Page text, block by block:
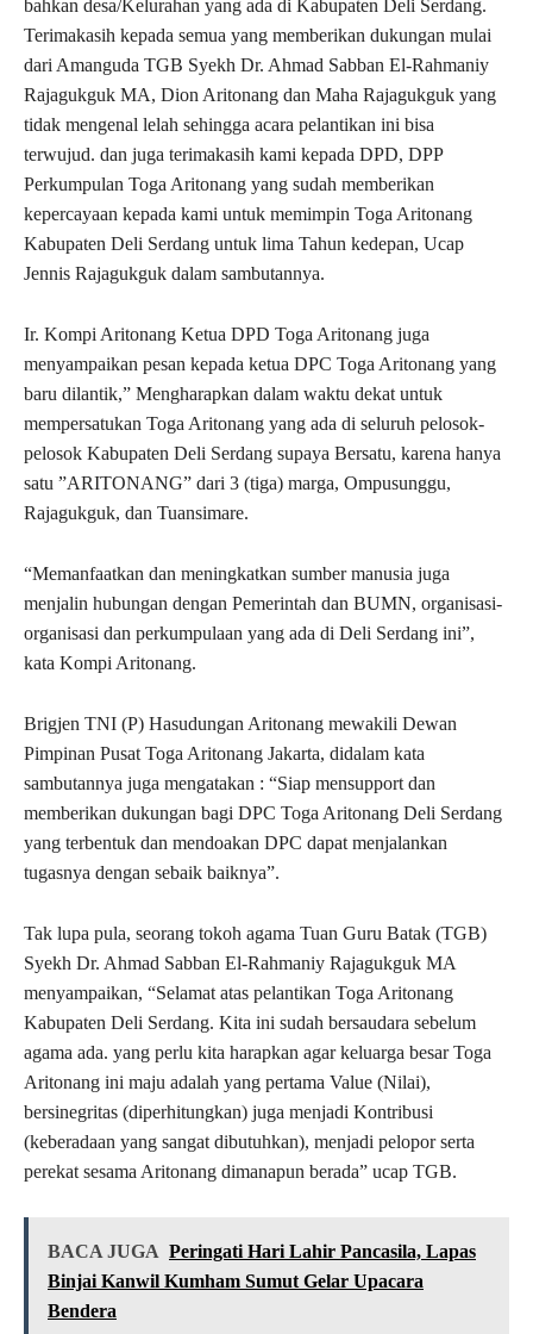
bahkan desa/Kelurahan yang ada di Kabupaten Deli Serdang.
Terimakasih kepada semua yang memberikan dukungan mulai
dari Amanguda TGB Syekh Dr. Ahmad Sabban El-Rahmaniy
Rajagukguk MA, Dion Aritonang dan Maha Rajagukguk yang
tidak mengenal lelah sehingga acara pelantikan ini bisa
terwujud. dan juga terimakasih kami kepada DPD, DPP
Perkumpulan Toga Aritonang yang sudah memberikan
kepercayaan kepada kami untuk memimpin Toga Aritonang
Kabupaten Deli Serdang untuk lima Tahun kedepan, Ucap
Jennis Rajagukguk dalam sambutannya.
Ir. Kompi Aritonang Ketua DPD Toga Aritonang juga
menyampaikan pesan kepada ketua DPC Toga Aritonang yang
baru dilantik,” Mengharapkan dalam waktu dekat untuk
mempersatukan Toga Aritonang yang ada di seluruh pelosok-
pelosok Kabupaten Deli Serdang supaya Bersatu, karena hanya
satu ”ARITONANG” dari 3 (tiga) marga, Ompusunggu,
Rajagukguk, dan Tuansimare.
“Memanfaatkan dan meningkatkan sumber manusia juga
menjalin hubungan dengan Pemerintah dan BUMN, organisasi-
organisasi dan perkumpulaan yang ada di Deli Serdang ini”,
kata Kompi Aritonang.
Brigjen TNI (P) Hasudungan Aritonang mewakili Dewan
Pimpinan Pusat Toga Aritonang Jakarta, didalam kata
sambutannya juga mengatakan : “Siap mensupport dan
memberikan dukungan bagi DPC Toga Aritonang Deli Serdang
yang terbentuk dan mendoakan DPC dapat menjalankan
tugasnya dengan sebaik baiknya”.
Tak lupa pula, seorang tokoh agama Tuan Guru Batak (TGB)
Syekh Dr. Ahmad Sabban El-Rahmaniy Rajagukguk MA
menyampaikan, “Selamat atas pelantikan Toga Aritonang
Kabupaten Deli Serdang. Kita ini sudah bersaudara sebelum
agama ada. yang perlu kita harapkan agar keluarga besar Toga
Aritonang ini maju adalah yang pertama Value (Nilai),
bersinegritas (diperhitungkan) juga menjadi Kontribusi
(keberadaan yang sangat dibutuhkan), menjadi pelopor serta
perekat sesama Aritonang dimanapun berada” ucap TGB.
BACA JUGA Peringati Hari Lahir Pancasila, Lapas
Binjai Kanwil Kumham Sumut Gelar Upacara
Bendera